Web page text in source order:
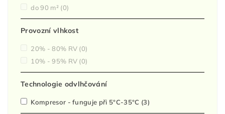
do 90 m² (0)
Provozní vlhkost
20% - 80% RV (0)
10% - 95% RV (0)
Technologie odvlhčování
Kompresor - funguje při 5°C-35°C (3)